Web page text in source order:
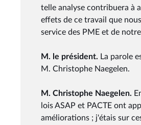
telle analyse contribuera à
effets de ce travail que
service des PME et de
M. le président. La parole
M. Christophe Naegelen.
M. Christophe Naegelen.
lois ASAP et PACTE ont
améliorations ; j'étais sur